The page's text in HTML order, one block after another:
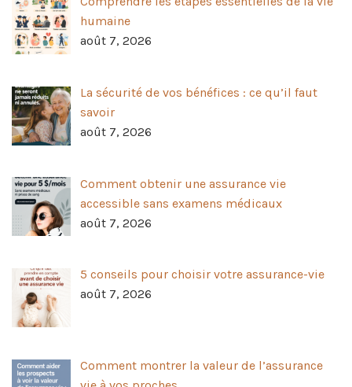
humaine
août 7, 2026
La sécurité de vos bénéfices : ce qu’il faut
savoir
août 7, 2026
Comment obtenir une assurance vie
accessible sans examens médicaux
août 7, 2026
5 conseils pour choisir votre assurance-vie
août 7, 2026
Comment montrer la valeur de l’assurance